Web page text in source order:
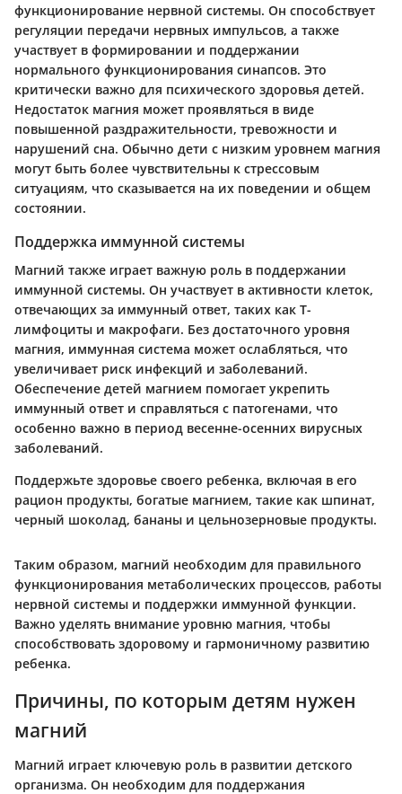
функционирование нервной системы. Он способствует
регуляции передачи нервных импульсов, а также
участвует в формировании и поддержании
нормального функционирования синапсов. Это
критически важно для психического здоровья детей.
Недостаток магния может проявляться в виде
повышенной раздражительности, тревожности и
нарушений сна. Обычно дети с низким уровнем магния
могут быть более чувствительны к стрессовым
ситуациям, что сказывается на их поведении и общем
состоянии.
Поддержка иммунной системы
Магний также играет важную роль в поддержании
иммунной системы. Он участвует в активности клеток,
отвечающих за иммунный ответ, таких как Т-
лимфоциты и макрофаги. Без достаточного уровня
магния, иммунная система может ослабляться, что
увеличивает риск инфекций и заболеваний.
Обеспечение детей магнием помогает укрепить
иммунный ответ и справляться с патогенами, что
особенно важно в период весенне-осенних вирусных
заболеваний.
Поддержьте здоровье своего ребенка, включая в его
рацион продукты, богатые магнием, такие как шпинат,
черный шоколад, бананы и цельнозерновые продукты.
Таким образом, магний необходим для правильного
функционирования метаболических процессов, работы
нервной системы и поддержки иммунной функции.
Важно уделять внимание уровню магния, чтобы
способствовать здоровому и гармоничному развитию
ребенка.
Причины, по которым детям нужен
магний
Магний играет ключевую роль в развитии детского
организма. Он необходим для поддержания